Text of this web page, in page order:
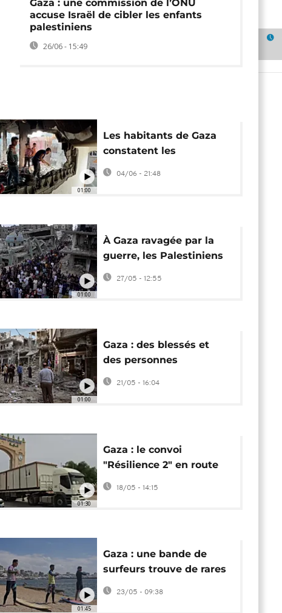
Gaza : une commission de l’ONU
accuse Israël de cibler les enfants
palestiniens
26/06 - 15:49
01:00
Les habitants de Gaza
constatent les
destructions après un
raid israélien nocturne
04/06 - 21:48
01:00
À Gaza ravagée par la
guerre, les Palestiniens
fêtent l'Aïd el-Adha
dans les décombres
27/05 - 12:55
01:00
Gaza : des blessés et
des personnes
ensevelies après une
frappe israélienne sur
21/05 - 16:04
01:30
Gaza : le convoi
"Résilience 2" en route
pour le poste-frontière
de Rafah
18/05 - 14:15
01:45
Gaza : une bande de
surfeurs trouve de rares
moments de joie en
23/05 - 09:38